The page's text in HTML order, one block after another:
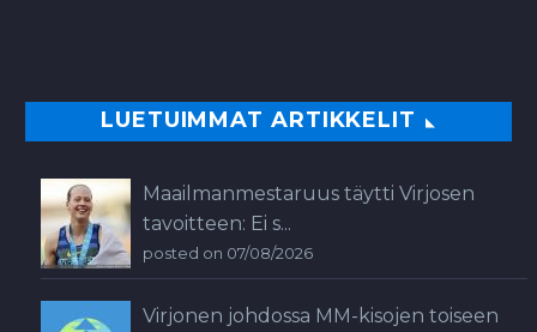
LUETUIMMAT ARTIKKELIT
Maailmanmestaruus täytti Virjosen
tavoitteen: Ei s...
posted on 07/08/2026
Virjonen johdossa MM-kisojen toiseen